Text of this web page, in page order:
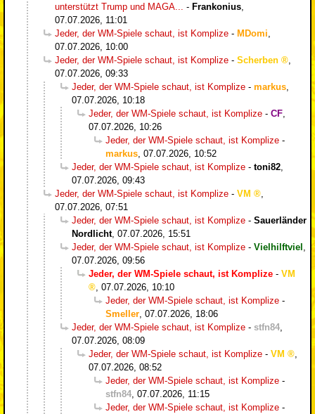
unterstützt Trump und MAGA...
- Frankonius
07.07.2026, 11:01
Jeder, der WM-Spiele schaut, ist Komplize - MDomi
07.07.2026, 10:00
Jeder, der WM-Spiele schaut, ist Komplize - Scherben
07.07.2026, 09:33
Jeder, der WM-Spiele schaut, ist Komplize - markus
07.07.2026, 10:18
Jeder, der WM-Spiele schaut, ist Komplize - CF
07.07.2026, 10:26
Jeder, der WM-Spiele schaut, ist Komplize -
markus 07.07.2026, 10:52
Jeder, der WM-Spiele schaut, ist Komplize - toni82
07.07.2026, 09:43
Jeder, der WM-Spiele schaut, ist Komplize - VM
07.07.2026, 07:51
Jeder, der WM-Spiele schaut, ist Komplize - Sauerländer
Nordlicht, 07.07.2026, 15:51
Jeder, der WM-Spiele schaut, ist Komplize - Vielhilftviel
07.07.2026, 09:56
Jeder, der WM-Spiele schaut, ist Komplize - VM
07.07.2026, 10:10
Jeder, der WM-Spiele schaut, ist Komplize -
Smeller 07.07.2026, 18:06
Jeder, der WM-Spiele schaut, ist Komplize - stfn84
07.07.2026, 08:09
Jeder, der WM-Spiele schaut, ist Komplize - VM
07.07.2026, 08:52
Jeder, der WM-Spiele schaut, ist Komplize -
stfn84 07.07.2026, 11:15
Jeder, der WM-Spiele schaut, ist Komplize -